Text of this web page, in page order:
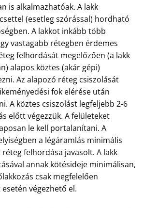
is alkalmazhatóak. A lakk
(esetleg szórással) hordható
A lakkot inkább több
vastagabb rétegben érdemes
felhordását megelőzően (a lakk
alapos köztes (akár gépi)
Az alapozó réteg csiszolását
fok elérése után
A köztes csiszolást legfeljebb 2-6
előtt végezzük. A felületeket
le kell portalanítani. A
a légáramlás minimális
réteg felhordása javasolt. A lakk
annak kötésideje minimálisan,
csak megfelelően
végezhető el.